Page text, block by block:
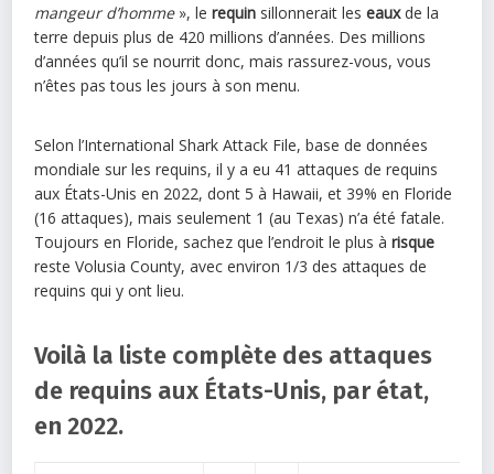
mangeur d’homme», lerequin sillonnerait leseauxde la
terre depuis plus de 420 millions d’années. Des millions
d’années qu’il se nourrit donc, mais rassurez-vous, vous
n’êtes pas tous les jours à son menu.
Selon l’International Shark Attack File, base de données
mondiale sur les requins, il y a eu 41 attaques de requins
aux États-Unis en 2022, dont 5 à Hawaii, et 39% en Floride
(16 attaques), mais seulement 1 (au Texas) n’a été fatale.
Toujours en Floride, sachez que l’endroit le plus àrisque
reste Volusia County, avec environ 1/3 des attaques de
requins qui y ont lieu.
Voilà la liste complète des attaques
de requins aux États-Unis, par état,
en 2022.